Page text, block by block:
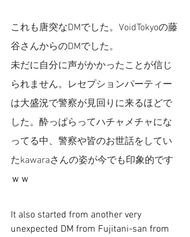
これも唐突なDMでした。VoidTokyoの藤
谷さんからのDMでした。
未だに自分に声がかかったことが信じ
られません。レセプションパーティー
は大盛況で警察が見回りに来るほどで
した。酔っぱらってハチャメチャにな
ってる中、警察や皆のお世話をしてい
たkawaraさんの姿が今でも印象的です
ｗｗ
It also started from another very
unexpected DM from Fujitani-san from